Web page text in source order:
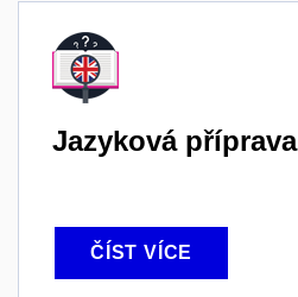
Jazyková příprava
ČÍST VÍCE